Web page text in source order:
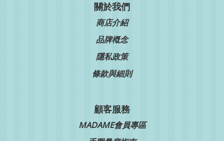
關於我們
商店介紹
品牌槪念
隱私政策
條款與細則
顧客服務
MADAME會員專區